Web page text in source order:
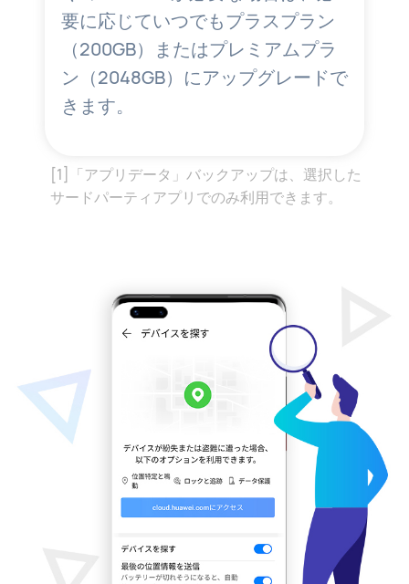
要に応じていつでもプラスプラン
（200GB）またはプレミアムプラ
ン（2048GB）にアップグレードで
きます。
[1]「アプリデータ」バックアップは、選択した
サードパーティアプリでのみ利用できます。